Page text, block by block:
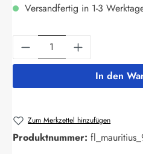
Versandfertig in 1-3
Produkt Anzahl: Gib
In den
Zum Merkzettel hinzufügen
Produktnummer: